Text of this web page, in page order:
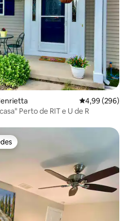
4,99 de uma
4,99 (296)
Perfeito "Lar longe de casa" Perto de RIT e U de R
dos hóspedes